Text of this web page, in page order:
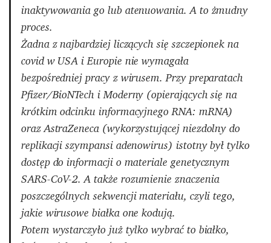
inaktywowania go lub atenuowania. A to żmudny
proces.
Żadna z najbardziej liczących się szczepionek na
covid w USA i Europie nie wymagała
bezpośredniej pracy z wirusem. Przy preparatach
Pfizer/BioNTech i Moderny (opierających się na
krótkim odcinku informacyjnego RNA: mRNA)
oraz AstraZeneca (wykorzystującej niezdolny do
replikacji szympansi adenowirus) istotny był tylko
dostęp do informacji o materiale genetycznym
SARS-CoV-2. A także rozumienie znaczenia
poszczególnych sekwencji materiału, czyli tego,
jakie wirusowe białka one kodują.
Potem wystarczyło już tylko wybrać to białko,